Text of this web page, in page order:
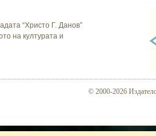
“Христо Г. Данов”
на културата и
© 2000-2026